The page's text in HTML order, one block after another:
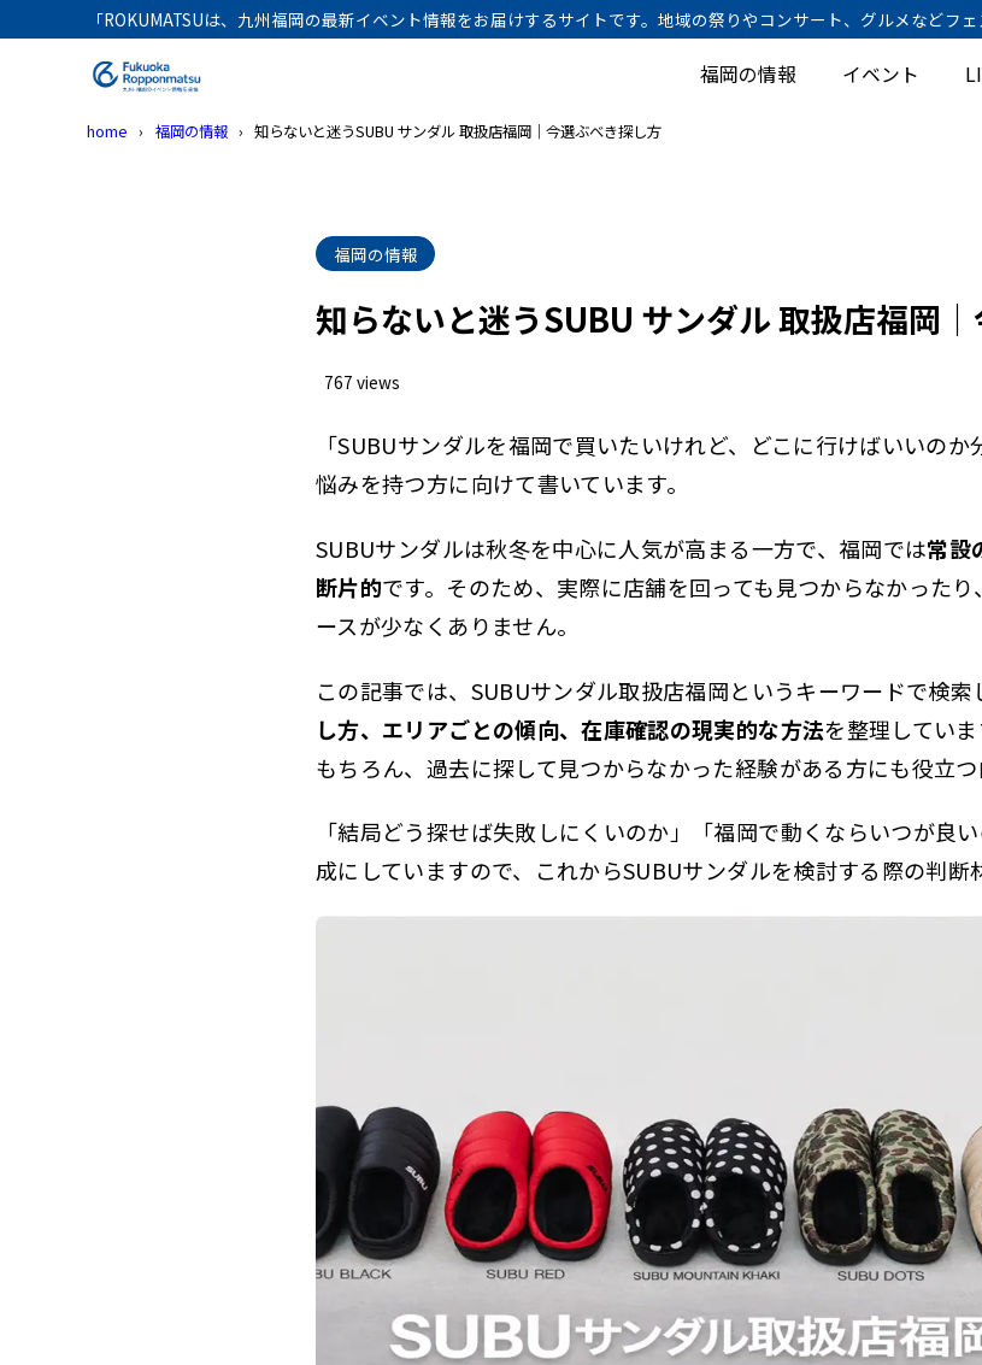
「ROKUMATSUは、九州福岡の最新イベント情報をお届けするサイトです。地域の祭りやコンサート、グルメなどフ
福岡の情報 イベント
home 福岡の情報 知らないと迷うSUBU サンダル 取扱店福岡｜今選ぶべき探し方
福岡の情報
知らないと迷うSUBU サンダル 取扱店福岡
767 views
「SUBUサンダルを福岡で買いたいけれど、どこに行けばいいのか
悩みを持つ方に向けて書いています。
SUBUサンダルは秋冬を中心に人気が高まる一方で、福岡では常設
断片的です。そのため、実際に店舗を回っても見つからなかった
ースが少なくありません。
この記事では、SUBUサンダル取扱店福岡というキーワードで検索
し方、エリアごとの傾向、在庫確認の現実的な方法を整理してい
もちろん、過去に探して見つからなかった経験がある方にも役立つ
「結局どう探せば失敗しにくいのか」「福岡で動くならいつが良
成にしていますので、これからSUBUサンダルを検討する際の判断